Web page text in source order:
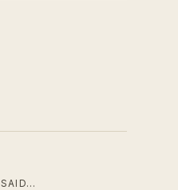
SAID…